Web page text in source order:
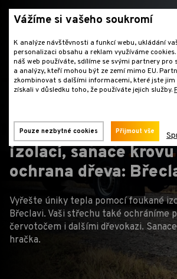
Břeclav
Zateplení střechy
izolací, sanace krovu
ochrana dřeva:
Vyřešte úniky tepla pomocí foukané
Břeclavi. Vaši střechu také ochráníme
červotočem i dalšími dřevokazi.
hračka.
Vážíme si vašeho soukromí
K analýze návštěvnosti a funkcí webu, ukládání
personalizaci obsahu a reklam využíváme
náš web používáte, sdílíme se svými partnery pro
a analýzy, kteří mohou být ze zemí mimo EU.
zkombinovat s dalšími informacemi, které jste
získali v důsledku toho, že používáte jejich služby.
Pouze nezbytné cookies Přijmout vše